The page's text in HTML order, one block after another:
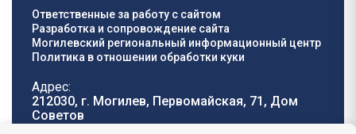
Ответственные за работу с сайтом
Разработка и сопровождение сайта
Могилевский региональный информационный центр
Политика в отношении обработки куки
Адрес:
212030, г. Могилев, Первомайская, 71, Дом
Cоветов